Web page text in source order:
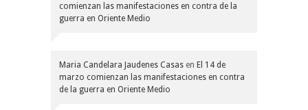
comienzan las manifestaciones en contra de la
guerra en Oriente Medio
Maria Candelara Jaudenes Casas en El 14 de
marzo comienzan las manifestaciones en contra
de la guerra en Oriente Medio